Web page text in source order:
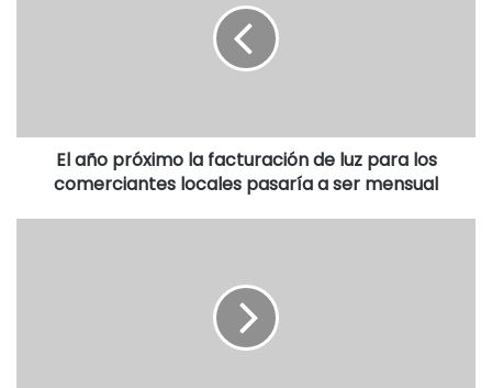
El año próximo la facturación de luz para los
comerciantes locales pasaría a ser mensual